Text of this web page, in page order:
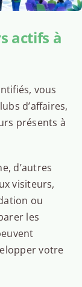
actifs à
vous
d’affaires,
présents à
d’autres
visiteurs,
ou
les
votre